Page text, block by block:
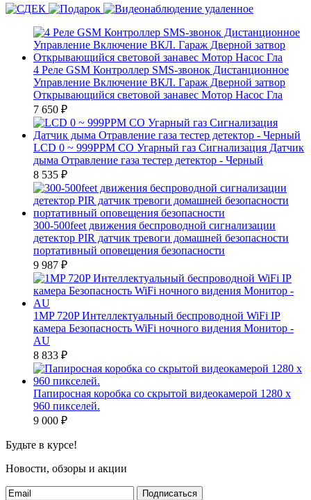
4 Реле GSM Контроллер SMS-звонок Дистанционное
Управление Включение ВКЛ. Гараж Дверной затвор
Открывающийся световой занавес Мотор Насос Гла
7 650 ₽
LCD 0 ~ 999PPM CO Угарный газ Сигнализация Датчик
дыма Отравление газа тестер детектор - Черный
8 535 ₽
300-500feet движения беспроводной сигнализации
детектор PIR датчик тревоги домашней безопасности
портативный оповещения безопасности
9 987 ₽
1MP 720P Интеллектуальный беспроводной WiFi IP
камера Безопасность WiFi ночного видения Монитор -
AU
8 833 ₽
Папиросная коробка со скрытой видеокамерой 1280 x
960 пикселей.
9 000 ₽
Будьте в курсе!
Новости, обзоры и акции
Подписаться